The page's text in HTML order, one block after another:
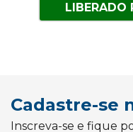
LIBERADO
Cadastre-se
Inscreva-se e fique